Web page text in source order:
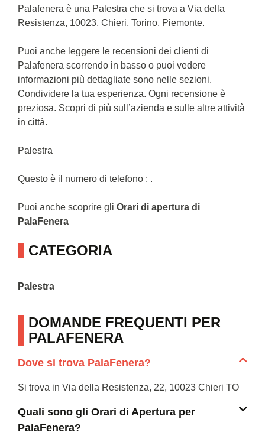
Palafenera è una Palestra che si trova a Via della
Resistenza, 10023, Chieri, Torino, Piemonte.
Puoi anche leggere le recensioni dei clienti di
Palafenera scorrendo in basso o puoi vedere
informazioni più dettagliate sono nelle sezioni.
Condividere la tua esperienza. Ogni recensione è
preziosa. Scopri di più sull’azienda e sulle altre attività
in città.
Palestra
Questo è il numero di telefono : .
Puoi anche scoprire gli Orari di apertura di
PalaFenera
CATEGORIA
Palestra
DOMANDE FREQUENTI PER
PALAFENERA
Dove si trova PalaFenera?
Si trova in Via della Resistenza, 22, 10023 Chieri TO
Quali sono gli Orari di Apertura per
PalaFenera?